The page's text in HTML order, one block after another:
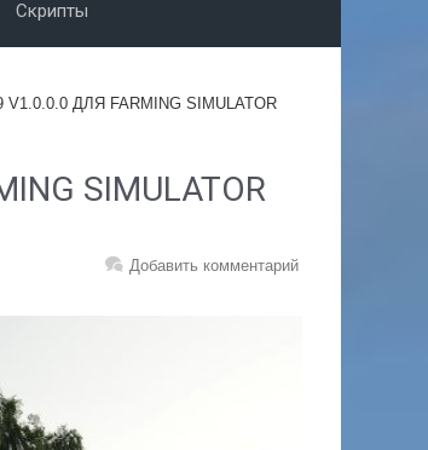
Скрипты
ДЛЯ FARMING SIMULATOR
SIMULATOR
Добавить комментарий